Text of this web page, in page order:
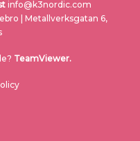
info@k3nordic.com
|Metallverksgatan 6,
TeamViewer.